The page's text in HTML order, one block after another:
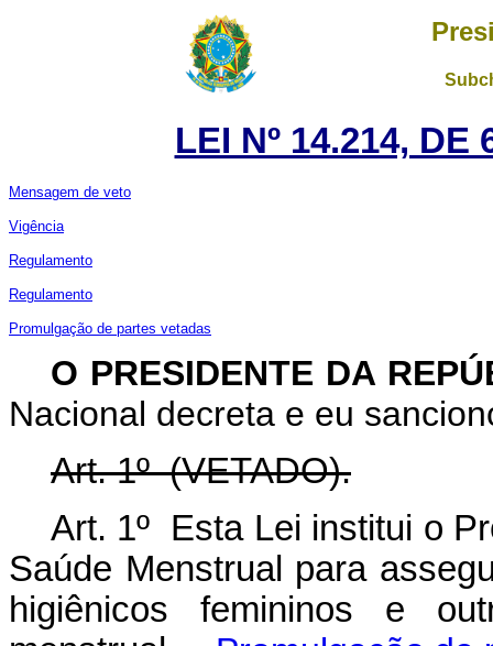
LEI Nº 14.214, DE
Mensagem de veto
Vigência
Regulamento
Regulamento
Promulgação de partes vetadas
O PRESIDENTE DA
Nacional decreta e eu
Art. 1º(VETADO).
Art. 1º Esta Lei institui o
Saúde Menstrual para
higiênicos femininos e